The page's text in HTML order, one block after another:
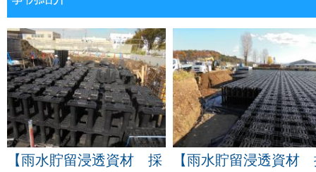
【雨水貯留浸透資材 採
【雨水貯留浸透資材